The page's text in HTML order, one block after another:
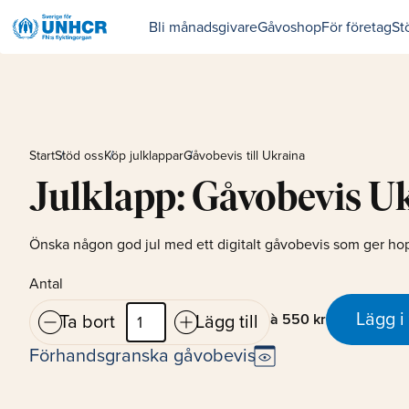
Bli månadsgivareGåvoshopFör företag
StartStöd ossKöp julklapparGåvobevis till Ukraina
Julklapp: Gåvobevis
Önska någon god jul med ett digitalt gåvobevis som ger
Antal
do_not_disturb_onTa bort add_circleLägg till à 550 kr
Lägg
Förhandsgranska gåvobevispreview